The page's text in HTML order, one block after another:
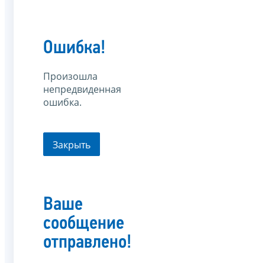
Ошибка!
Произошла
непредвиденная
ошибка.
Закрыть
Ваше
сообщение
отправлено!